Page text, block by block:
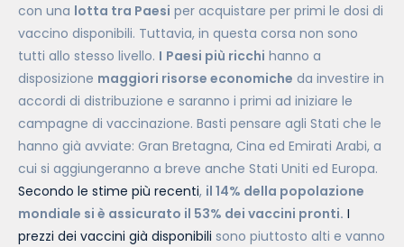
con una lotta tra Paesi per acquistare per primi le dosi di
vaccino disponibili. Tuttavia, in questa corsa non sono
tutti allo stesso livello. I Paesi più ricchi hanno a
disposizione maggiori risorse economiche da investire in
accordi di distribuzione e saranno i primi ad iniziare le
campagne di vaccinazione. Basti pensare agli Stati che le
hanno già avviate: Gran Bretagna, Cina ed Emirati Arabi, a
cui si aggiungeranno a breve anche Stati Uniti ed Europa.
Secondo le stime più recenti, il 14% della popolazione
mondiale si è assicurato il 53% dei vaccini pronti. I
prezzi dei vaccini già disponibili sono piuttosto alti e vanno